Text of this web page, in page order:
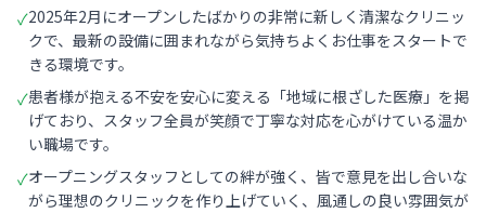
✓2025年2月にオープンしたばかりの非常に新しく清潔なクリニッ
クで、最新の設備に囲まれながら気持ちよくお仕事をスタートで
きる環境です。
✓患者様が抱える不安を安心に変える「地域に根ざした医療」を掲
げており、スタッフ全員が笑顔で丁寧な対応を心がけている温か
い職場です。
✓オープニングスタッフとしての絆が強く、皆で意見を出し合いな
がら理想のクリニックを作り上げていく、風通しの良い雰囲気が